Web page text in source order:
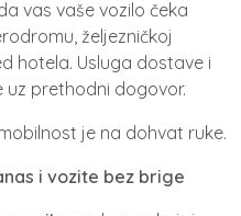
vas vaše vozilo čeka
željezničkoj
hotela. Usluga dostave i
uz prethodni dogovor.
je na dohvat ruke.
i vozite bez brige